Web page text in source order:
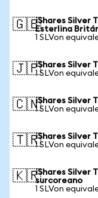
🇬🇧iShares Silver
Esterlina
1 SLVon
🇯🇵iShares Silver
1 SLVon
🇨🇳iShares Silver
1 SLVon
🇹🇷iShares Silver
1 SLVon
🇰🇷iShares Silver
surcoreano
1 SLVon